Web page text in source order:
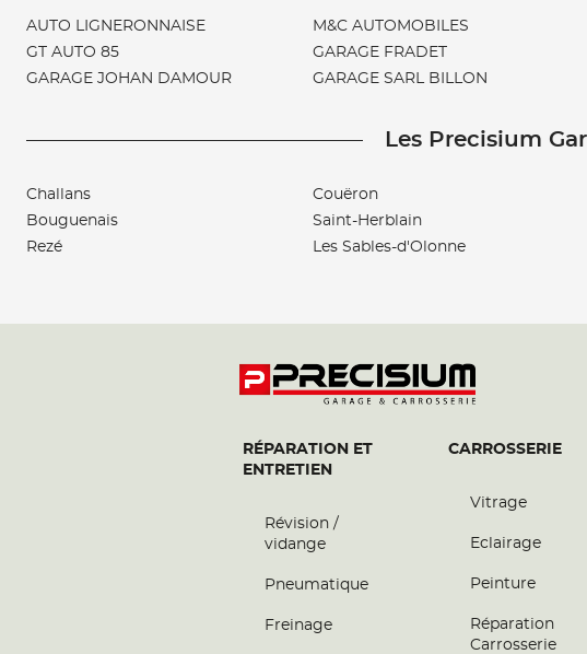
AUTO LIGNERONNAISE
GT AUTO 85
GARAGE JOHAN DAMOUR
M&C AUTOMOBILES
GARAGE FRADET
GARAGE SARL BILLON
Les Precisium
Challans
Bouguenais
Rezé
Couëron
Saint-Herblain
Les Sables-d'Olonne
RÉPARATION ET
ENTRETIEN
Révision /
vidange
Pneumatique
Freinage
CARROSSERIE
Vitrage
Eclairage
Peinture
Réparation
Carrosserie